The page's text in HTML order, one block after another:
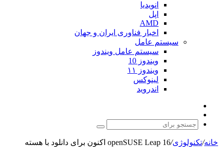
انویدیا
اپل
AMD
اخبار فناوری ایران و جهان
سیستم عامل
سیستم عامل ویندوز
ویندوز 10
ویندوز ۱۱
لینوکس
اندروید
پوسته
جستجو
خانه/تکنولوژی/
openSUSE Leap 16 اکنون برای دانلود با هسته